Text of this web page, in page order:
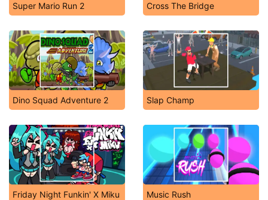
Super Mario Run 2 Cross The Bridge
Dino Squad Adventure 2 Slap Champ
Friday Night Funkin' X Miku Music Rush